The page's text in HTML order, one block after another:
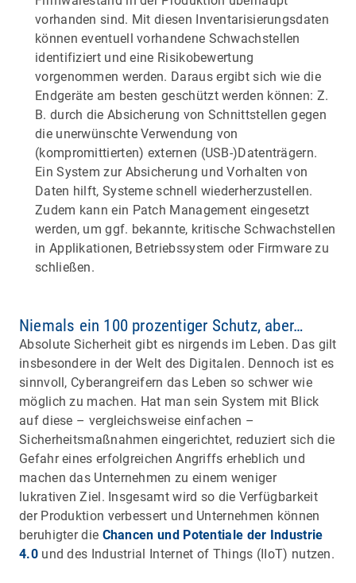
vorhanden sind. Mit diesen Inventarisierungsdaten
können eventuell vorhandene Schwachstellen
identifiziert und eine Risikobewertung
vorgenommen werden. Daraus ergibt sich wie die
Endgeräte am besten geschützt werden können: Z.
B. durch die Absicherung von Schnittstellen gegen
die unerwünschte Verwendung von
(kompromittierten) externen (USB-)Datenträgern.
Ein System zur Absicherung und Vorhalten von
Daten hilft, Systeme schnell wiederherzustellen.
Zudem kann ein Patch Management eingesetzt
werden, um ggf. bekannte, kritische Schwachstellen
in Applikationen, Betriebssystem oder Firmware zu
schließen.
Niemals ein 100 prozentiger Schutz, aber…
Absolute Sicherheit gibt es nirgends im Leben. Das gilt
insbesondere in der Welt des Digitalen. Dennoch ist es
sinnvoll, Cyberangreifern das Leben so schwer wie
möglich zu machen. Hat man sein System mit Blick
auf diese – vergleichsweise einfachen –
Sicherheitsmaßnahmen eingerichtet, reduziert sich die
Gefahr eines erfolgreichen Angriffs erheblich und
machen das Unternehmen zu einem weniger
lukrativen Ziel. Insgesamt wird so die Verfügbarkeit
der Produktion verbessert und Unternehmen können
beruhigter die Chancen und Potentiale der Industrie
4.0und des Industrial Internet of Things (IIoT) nutzen.